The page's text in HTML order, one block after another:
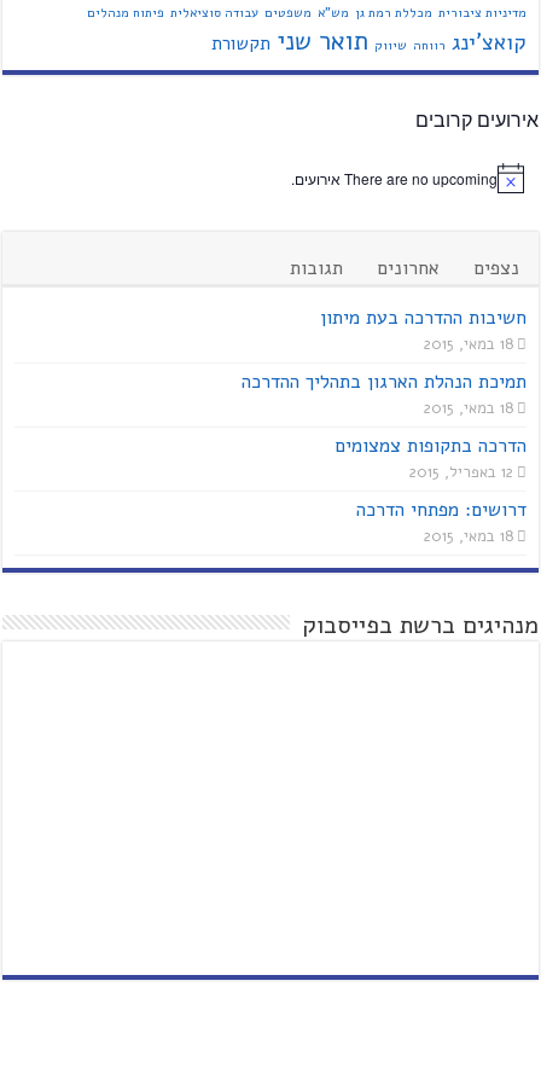
מדיניות ציבורית מכללת רמת גן מש"א משפטים עבודה סוציאלית פיתוח מנהלים
קואצ'ינג רווחה שיווק תואר שני תקשורת
אירועים קרובים
There are no upcoming אירועים.
נצפים אחרונים
תגובות
חשיבות ההדרכה בעת מיתון
18 במאי, 2015
תמיכת הנהלת הארגון בתהליך ההדרכה
18 במאי, 2015
הדרכה בתקופות צמצומים
12 באפריל, 2015
דרושים: מפתחי הדרכה
18 במאי, 2015
מנהיגים ברשת בפייסבוק